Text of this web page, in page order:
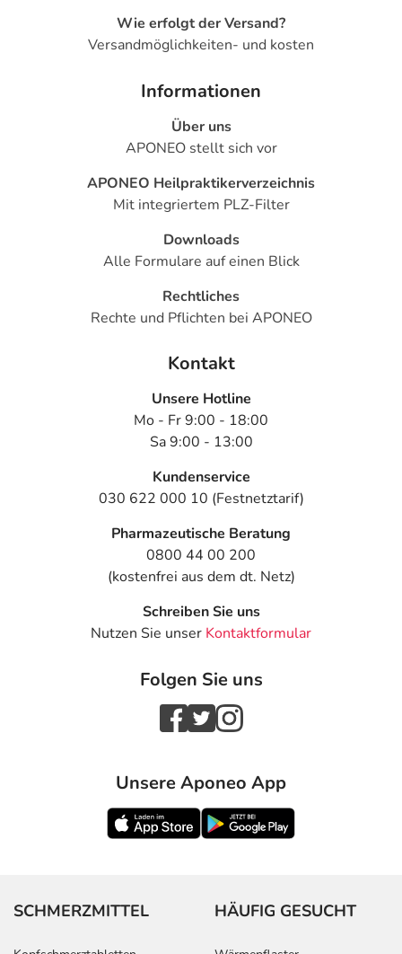
Wie erfolgt der Versand?
Versandmöglichkeiten- und kosten
Informationen
Über uns
APONEO stellt sich vor
APONEO Heilpraktikerverzeichnis
Mit integriertem PLZ-Filter
Downloads
Alle Formulare auf einen Blick
Rechtliches
Rechte und Pflichten bei APONEO
Kontakt
Unsere Hotline
Mo - Fr 9:00 - 18:00
Sa 9:00 - 13:00
Kundenservice
030 622 000 10 (Festnetztarif)
Pharmazeutische Beratung
0800 44 00 200
(kostenfrei aus dem dt. Netz)
Schreiben Sie uns
Nutzen Sie unser Kontaktformular
Folgen Sie uns
Unsere Aponeo App
SCHMERZMITTEL HÄUFIG GESUCHT